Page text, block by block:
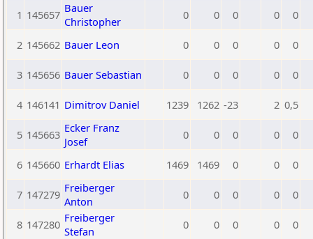
1 145657 Bauer
Christopher
0 0 0 0 0
2 145662 Bauer Leon 0 0 0 0 0
3 145656 Bauer Sebastian 0 0 0 0 0
4 146141 Dimitrov Daniel 1239 1262 -23 2 0,5
5 145663 Ecker Franz
Josef
0 0 0 0 0
6 145660 Erhardt Elias 1469 1469 0 0 0
7 147279 Freiberger
Anton
0 0 0 0 0
8 147280 Freiberger
Stefan
0 0 0 0 0